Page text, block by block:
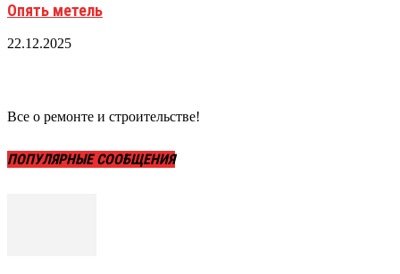
Опять метель
22.12.2025
Все о ремонте и строительстве!
ПОПУЛЯРНЫЕ СООБЩЕНИЯ